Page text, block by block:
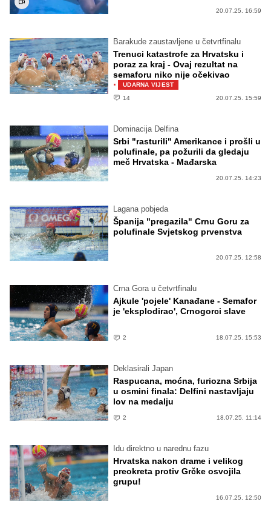
20.07.25. 16:59
Barakude zaustavljene u četvrtfinalu
Trenuci katastrofe za Hrvatsku i
poraz za kraj - Ovaj rezultat na
semaforu niko nije očekivao
·
UDARNA VIJEST
14
20.07.25. 15:59
Dominacija Delfina
Srbi "rasturili" Amerikance i prošli u
polufinale, pa požurili da gledaju
meč Hrvatska - Mađarska
20.07.25. 14:23
Lagana pobjeda
Španija "pregazila" Crnu Goru za
polufinale Svjetskog prvenstva
20.07.25. 12:58
Crna Gora u četvrtfinalu
Ajkule 'pojele' Kanađane - Semafor
je 'eksplodirao', Crnogorci slave
2 18.07.25. 15:53
Deklasirali Japan
Raspucana, moćna, furiozna Srbija
u osmini finala: Delfini nastavljaju
lov na medalju
2 18.07.25. 11:14
Idu direktno u narednu fazu
Hrvatska nakon drame i velikog
preokreta protiv Grčke osvojila
grupu!
16.07.25. 12:50